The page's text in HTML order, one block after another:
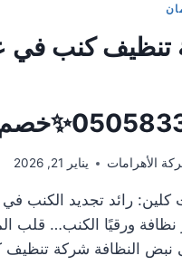
تنظيف كنب في
الأهرامات يناير 21, 2026
كلين: رائد تجديد الكنب
نظافة ورقيًا الكنب… قلب
نبض النظافة شركة